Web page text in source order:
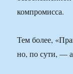
компромисса.
Тем более,
но, по сути, —